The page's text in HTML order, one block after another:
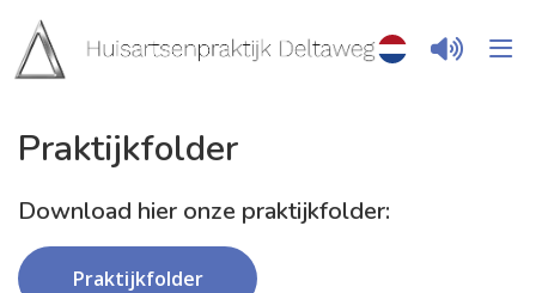
Praktijkfolder
Download hier onze praktijkfolder:
Praktijkfolder